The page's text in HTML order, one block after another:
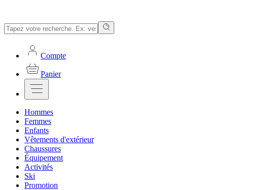
Compte
Panier
Hommes
Femmes
Enfants
Vêtements d'extérieur
Chaussures
Équipement
Activités
Ski
Promotion